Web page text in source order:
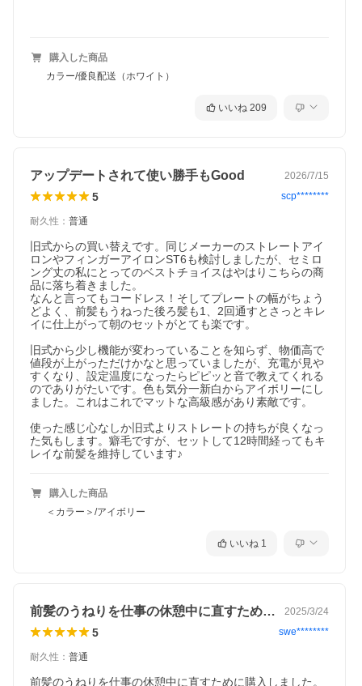
購入した商品
カラー/優良配送（ホワイト）
いいね 209
アップデートされて使い勝手もGood 2026/7/15
5 scp********
耐久性 ： 普通
旧式からの買い替えです。同じメーカーのストレートアイ
ロンやフィンガーアイロンST6も検討しましたが、セミロ
ング丈の私にとってのベストチョイスはやはりこちらの商
品に落ち着きました。
なんと言ってもコードレス！そしてプレートの幅がちょう
どよく、前髪もうねった後ろ髪も1、2回通すとさっとキレ
イに仕上がって朝のセットがとても楽です。
旧式から少し機能が変わっていることを知らず、物価高で
値段が上がっただけかなと思っていましたが、充電が見や
すくなり、設定温度になったらピピッと音で教えてくれる
のでありがたいです。色も気分一新白からアイボリーにし
ました。これはこれでマットな高級感があり素敵です。
使った感じ心なしか旧式よりストレートの持ちが良くなっ
た気もします。癖毛ですが、セットして12時間経ってもキ
レイな前髪を維持しています♪
購入した商品
＜カラー＞/アイボリー
いいね 1
前髪のうねりを仕事の休憩中に直すために… 2025/3/24
5 swe********
耐久性 ： 普通
前髪のうねりを仕事の休憩中に直すために購入しました。